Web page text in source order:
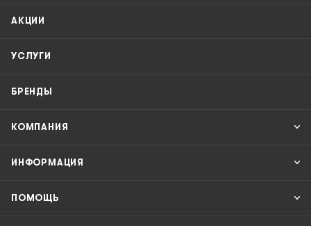
АКЦИИ
УСЛУГИ
БРЕНДЫ
КОМПАНИЯ
ИНФОРМАЦИЯ
ПОМОЩЬ